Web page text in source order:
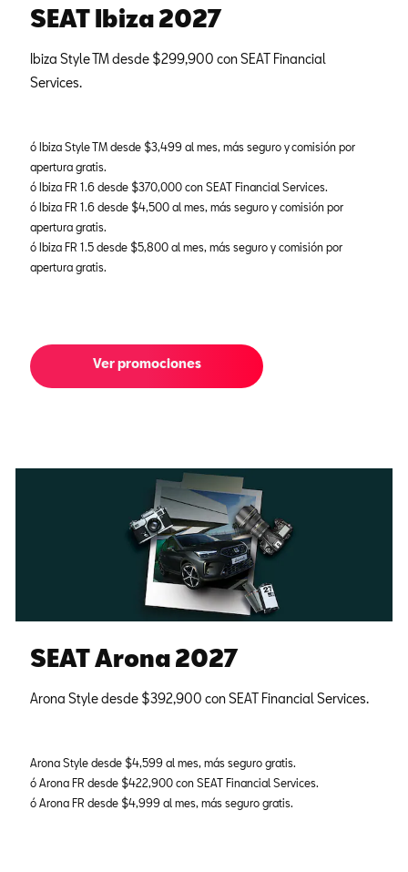
SEAT Ibiza 2027
Ibiza Style TM desde $299,900 con SEAT Financial
Services.
ó Ibiza Style TM desde $3,499 al mes, más seguro ycomisión por
apertura gratis.
ó Ibiza FR 1.6 desde $370,000 con SEAT Financial Services.
ó Ibiza FR 1.6 desde $4,500 al mes, más seguro y comisión por
apertura gratis.
ó Ibiza FR 1.5 desde $5,800 al mes, más seguro y comisión por
apertura gratis.
Ver promociones
SEAT Arona 2027
Arona Style desde $392,900 con SEAT Financial Services.
Arona Style desde $4,599 al mes, más seguro gratis.
ó Arona FR desde $422,900 con SEAT Financial Services.
ó Arona FR desde $4,999 al mes, más seguro gratis.